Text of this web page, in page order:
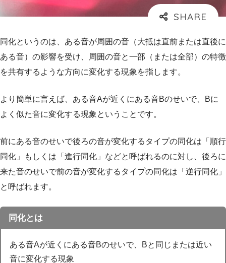
同化というのは、ある音が周囲の音（大抵は直前または直後に
ある音）の影響を受け、周囲の音と一部（または全部）の特徴
を共有するような方向に変化する現象を指します。
より簡単に言えば、ある音Aが近くにある音Bのせいで、Bに
よく似た音に変化する現象ということです。
前にある音のせいで後ろの音が変化するタイプの同化は「順行
同化」もしくは「進行同化」などと呼ばれるのに対し、後ろに
来た音のせいで前の音が変化するタイプの同化は「逆行同化」
と呼ばれます。
同化とは
ある音Aが近くにある音Bのせいで、Bと同じまたは近い
音に変化する現象